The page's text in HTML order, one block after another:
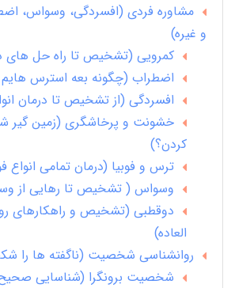
مشاوره فردی (افسردگی، وسواس،
و غیره)
کمرویی (تشخیص تا راه حل های
اضطراب (چگونه بعه استرس هایم
افسردگی (از تشخیص تا درمان
خشونت و پرخاشگری (زمین گیر
کردن؟)
ترس و فوبیا (درمان تمامی
وسواس ( تشخیص تا رهایی از
دوقطبی (تشخیص و راهکارهای
العاده)
روانشناسی شخصیت (ناگفته ها را
شخصیت برونگرا (شناسایی صحیح